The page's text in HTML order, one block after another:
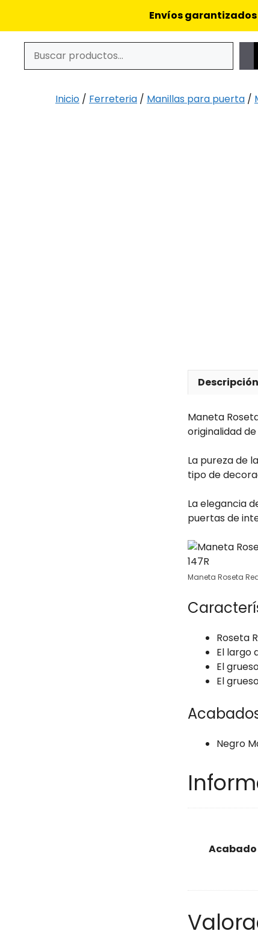
contenido
Envíos
Inicio / Ferreteria / Manillas para puerta /
Descripción
Maneta
originalidad de
La pureza de
tipo de
La elegancia
puertas de
Maneta Roseta
Roseta
El largo
El
El
Negro
Acabado